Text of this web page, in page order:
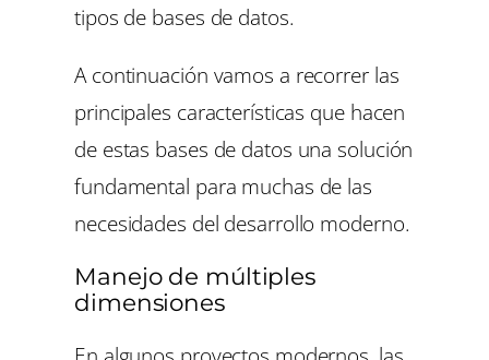
tipos de bases de datos.
A continuación vamos a recorrer las
principales características que hacen
de estas bases de datos una solución
fundamental para muchas de las
necesidades del desarrollo moderno.
Manejo de múltiples
dimensiones